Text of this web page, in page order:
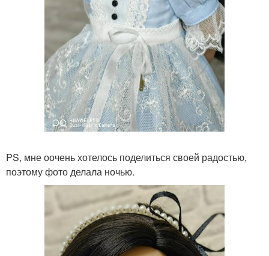
PS, мне оочень хотелось поделиться своей радостью,
поэтому фото делала ночью.